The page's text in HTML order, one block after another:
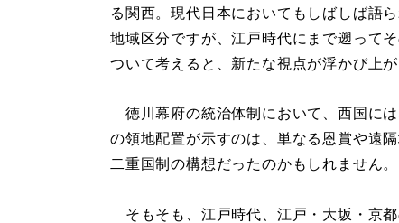
る関西。現代日本においてもしばしば語
地域区分ですが、江戸時代にまで遡って
ついて考えると、新たな視点が浮かび上が
徳川幕府の統治体制において、西国に
の領地配置が示すのは、単なる恩賞や遠
二重国制の構想だったのかもしれません。
そもそも、江戸時代、江戸・大坂・京